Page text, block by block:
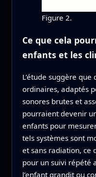
Figure 2.
Ce que cela
enfants et les
L’étude suggère que
ordinaires, adaptés
sonores brutes et
pourraient devenir
enfants pour
tels systèmes sont
et sans radiation, ce
pour un suivi répété
l’enfant grandit ou